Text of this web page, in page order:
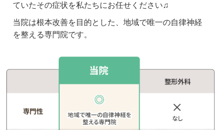
ていたその症状を私たちにお任せください♫
当院は根本改善を目的とした、地域で唯一の自律神経
を整える専門院です。